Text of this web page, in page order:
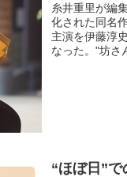
糸井重里が編
化された同名
主演を伊藤淳
なった。"坊さ
“ほぼ日”